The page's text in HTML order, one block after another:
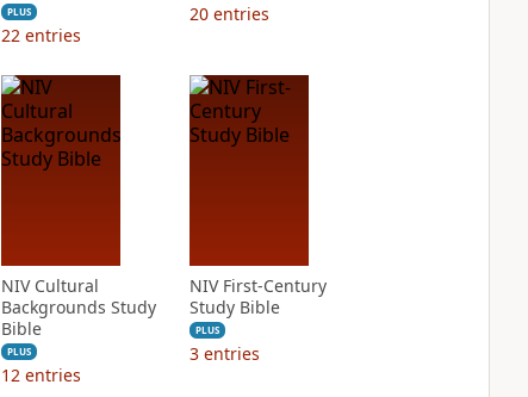
PLUS
22 entries
20 entries
NIV Cultural
Backgrounds Study
Bible
PLUS
12 entries
NIV First-Century
Study Bible
PLUS
3 entries